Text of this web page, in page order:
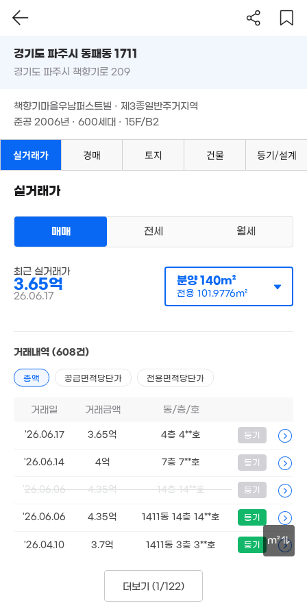
매매 4억 3500만원
/전용 102m²
계약일 '26. 06
114m²
1.25억
3.15억
9억
'18. 05
'11. 05
필터 매물 탐색
경기도 파주시 동패동 1711
준공 2006년 · 600세대 · 15F/B2
m²
경기도 파주시 동패동 1711
경기도 파주시 책향기로 209
책향기마을우남퍼스트빌 · 제3종일반주거지역
준공 2006년 · 600세대 · 15F/B2
실거래가 경매 토지 건물 등기/설계
실거래가
매매 전세 월세
최근 실거래가
3.65억
26.06.17
분양140m²
전용 101.9776m²
거래내역 (608건)
총액 공급면적당단가 전용면적당단가
거래일 거래금액 동/층/호
'26.06.17 3.65억 4층 4**호 등기
'26.06.14 4억 7층 7**호 등기
'26.06.06 4.35억 14층 14**호 등기
'26.06.06 4.35억 1411동 14층 14**호 등기
'26.04.10 3.7억 1411동 3층 3**호 등기
더보기 (1/122)